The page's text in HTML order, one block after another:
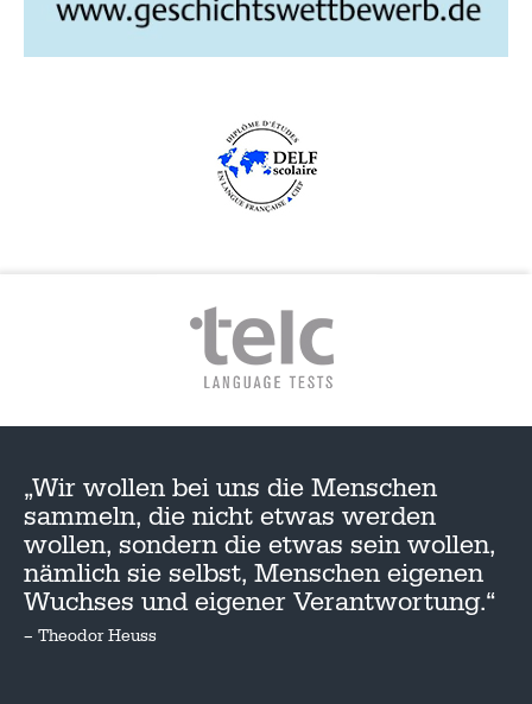
„Wir wollen bei uns die Menschen
sammeln, die nicht etwas werden
wollen, sondern die etwas sein wollen,
nämlich sie selbst, Menschen eigenen
Wuchses und eigener Verantwortung.“
– Theodor Heuss